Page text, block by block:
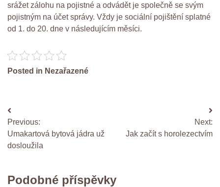
srážet zálohu na pojistné a odvádět je společně se svým
pojistným na účet správy. Vždy je sociální pojištění splatné
od 1. do 20. dne v následujícím měsíci.
Posted in Nezařazené
Navigace
pro
příspěvek
Previous:
Umakartová bytová jádra už
dosloužila
Next:
Jak začít s horolezectvím
Podobné příspěvky